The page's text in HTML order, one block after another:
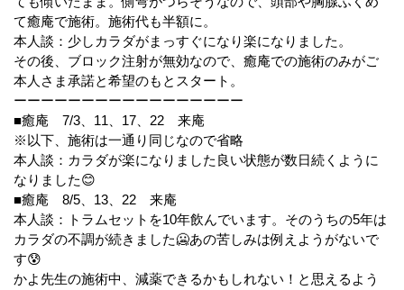
て癒庵で施術。施術代も半額に。
本人談：少しカラダがまっすぐになり楽になりました。
その後、ブロック注射が無効なので、癒庵での施術のみがご
本人さま承諾と希望のもとスタート。
ーーーーーーーーーーーーーーーーー
■癒庵 7/3、11、17、22 来庵
※以下、施術は一通り同じなので省略
本人談：カラダが楽になりました良い状態が数日続くように
なりました😊
■癒庵 8/5、13、22 来庵
本人談：トラムセットを10年飲んでいます。そのうちの5年は
カラダの不調が続きました🥶あの苦しみは例えようがないで
す😰
かよ先生の施術中、減薬できるかもしれない！と思えるよう